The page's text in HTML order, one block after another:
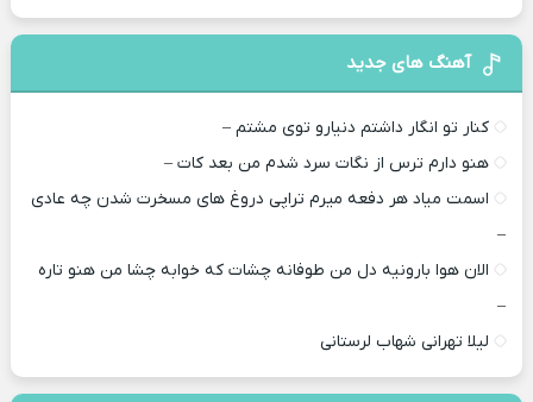
آهنگ های جدید
کنار تو انگار داشتم دنیارو توی مشتم –
هنو دارم ترس از نگات سرد شدم من بعد کات –
اسمت میاد هر دفعه میرم تراپی دروغ‌ های مسخرت شدن چه عادی
–
الان هوا بارونیه دل من طوفانه چشات که خوابه چشا من هنو تاره
–
لیلا تهرانی شهاب لرستانی